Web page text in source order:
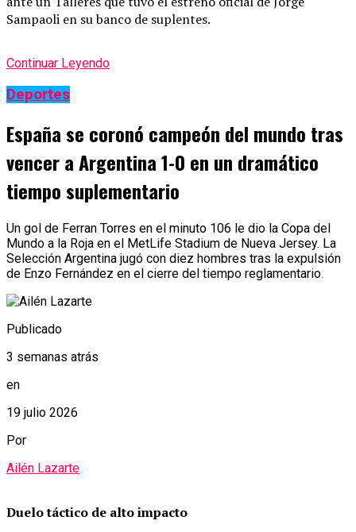
Sampaoli en su banco de suplentes.
Continuar Leyendo
Deportes
España se coronó campeón del mundo tras
vencer a Argentina 1-0 en un dramático
tiempo suplementario
Un gol de Ferran Torres en el minuto 106 le dio la Copa del
Mundo a la Roja en el MetLife Stadium de Nueva Jersey. La
Selección Argentina jugó con diez hombres tras la expulsión
de Enzo Fernández en el cierre del tiempo reglamentario.
Publicado
3 semanas atrás
en
19 julio 2026
Por
Ailén Lazarte
Duelo táctico de alto impacto